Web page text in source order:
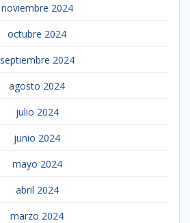
noviembre 2024
octubre 2024
septiembre 2024
agosto 2024
julio 2024
junio 2024
mayo 2024
abril 2024
marzo 2024